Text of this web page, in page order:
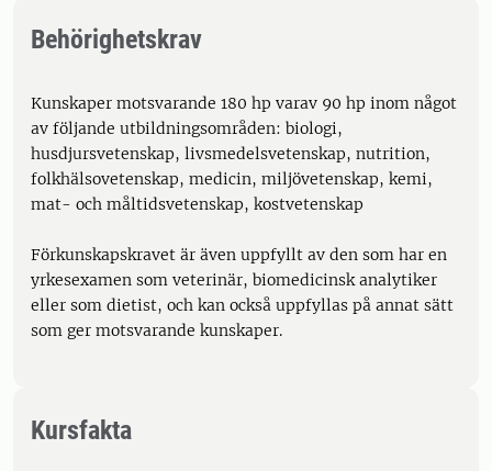
Behörighetskrav
Kunskaper motsvarande 180 hp varav 90 hp inom något
av följande utbildningsområden: biologi,
husdjursvetenskap, livsmedelsvetenskap, nutrition,
folkhälsovetenskap, medicin, miljövetenskap, kemi,
mat- och måltidsvetenskap, kostvetenskap
Förkunskapskravet är även uppfyllt av den som har en
yrkesexamen som veterinär, biomedicinsk analytiker
eller som dietist, och kan också uppfyllas på annat sätt
som ger motsvarande kunskaper.
Kursfakta